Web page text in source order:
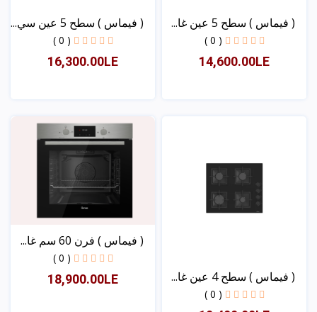
( فیماس ) سطح 5 عین غا...
( 0 )
14,600.00LE
( فیماس ) سطح 5 عین سي...
( 0 )
16,300.00LE
( فیماس ) سطح 4 عین غا...
( 0 )
( فیماس ) فرن 60 سم غا...
( 0 )
18,900.00LE